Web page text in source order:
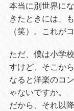
本当に別世界に
きたときには、
（笑）。これが
ただ、僕は小学
すけど、そこか
なると洋楽のコ
ゃないですか。
だから、それ以